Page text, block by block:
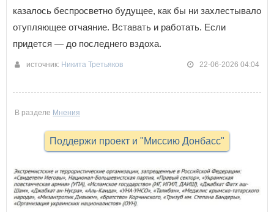
казалось беспросветно будущее, как бы ни захлестывало
отупляющее отчаяние. Вставать и работать. Если
придется — до последнего вздоха.
источник: Никита Третьяков 22-06-2026 04:04
В разделе Мнения
Поддержи проект и "Миссию Донбасс"